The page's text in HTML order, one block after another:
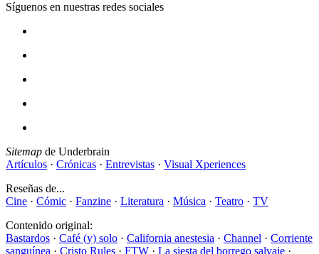
Síguenos en nuestras redes sociales
Sitemap de Underbrain
Artículos · Crónicas · Entrevistas · Visual Xperiences
Reseñas de...
Cine · Cómic · Fanzine · Literatura · Música · Teatro · TV
Contenido original:
Bastardos · Café (y) solo · California anestesia · Channel · Corriente
sanguínea · Cristo Rules · FTW · La siesta del borrego salvaje ·